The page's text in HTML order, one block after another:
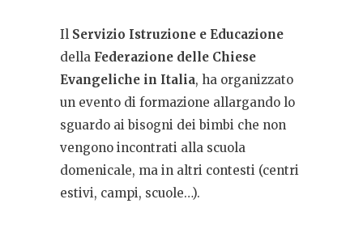
Il Servizio Istruzione e Educazione
della Federazione delle Chiese
Evangeliche in Italia, ha organizzato
un evento di formazione allargando lo
sguardo ai bisogni dei bimbi che non
vengono incontrati alla scuola
domenicale, ma in altri contesti (centri
estivi, campi, scuole…).